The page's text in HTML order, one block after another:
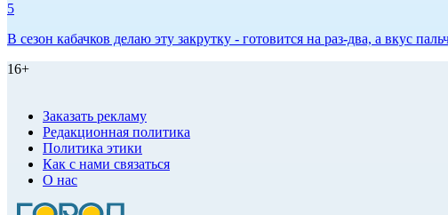
5
В сезон кабачков делаю эту закрутку - готовится на раз-два, а вкус
16+
Заказать рекламу
Редакционная политика
Политика этики
Как с нами связаться
О нас